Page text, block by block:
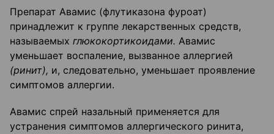
Препарат Авамис (флутиказона фуроат)
принадлежит к группе лекарственных средств,
называемых глюкокортикоидами. Авамис
уменьшает воспаление, вызванное аллергией
(ринит), и, следовательно, уменьшает проявление
симптомов аллергии.
Авамис спрей назальный применяется для
устранения симптомов аллергического ринита,